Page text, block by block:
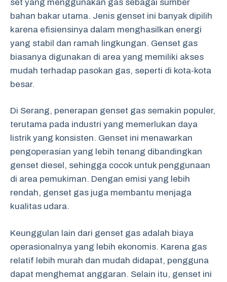
set yang menggunakan gas sebagai sumber
bahan bakar utama. Jenis genset ini banyak dipilih
karena efisiensinya dalam menghasilkan energi
yang stabil dan ramah lingkungan. Genset gas
biasanya digunakan di area yang memiliki akses
mudah terhadap pasokan gas, seperti di kota-kota
besar.
Di Serang, penerapan genset gas semakin populer,
terutama pada industri yang memerlukan daya
listrik yang konsisten. Genset ini menawarkan
pengoperasian yang lebih tenang dibandingkan
genset diesel, sehingga cocok untuk penggunaan
di area pemukiman. Dengan emisi yang lebih
rendah, genset gas juga membantu menjaga
kualitas udara.
Keunggulan lain dari genset gas adalah biaya
operasionalnya yang lebih ekonomis. Karena gas
relatif lebih murah dan mudah didapat, pengguna
dapat menghemat anggaran. Selain itu, genset ini